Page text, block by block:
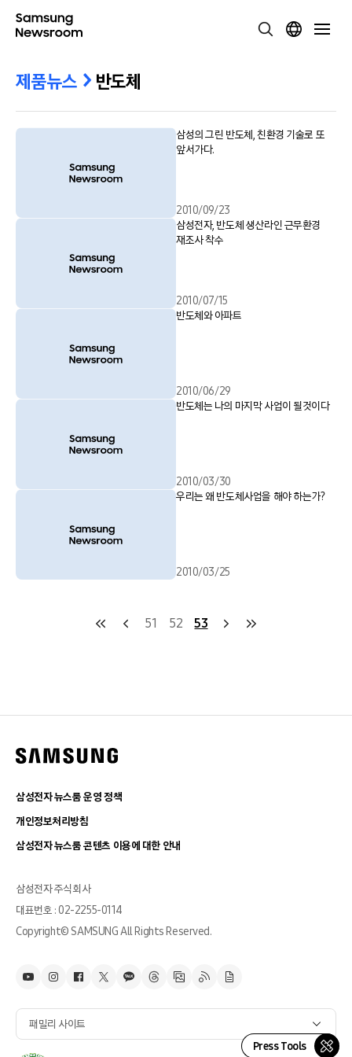
제품뉴스 반도체
삼성의 그린 반도체, 친환경 기술로 또
앞서가다.
2010/09/23
삼성전자, 반도체 생산라인 근무환경
재조사 착수
2010/07/15
반도체와 아파트
2010/06/29
반도체는 나의 마지막 사업이 될것이다
2010/03/30
우리는 왜 반도체사업을 해야 하는가?
2010/03/25
51 52 53
Press Tools
삼성전자 뉴스룸 운영 정책
개인정보처리방침
삼성전자 뉴스룸 콘텐츠 이용에 대한 안내
삼성전자 주식회사
대표번호 : 02-2255-0114
Copyright© SAMSUNG All Rights Reserved.
패밀리 사이트